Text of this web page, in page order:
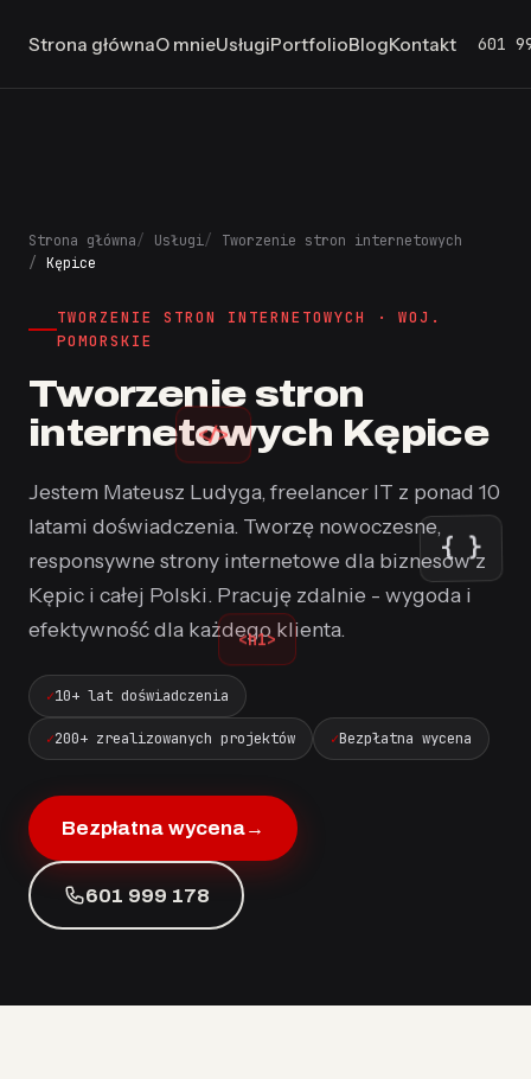
Strona głównaO mnieUsługiPortfolioBlogKontakt 601
</>
{ }
<h1>
Strona główna Usługi
Tworzenie stron internetowych
Kępice
TWORZENIE STRON INTERNETOWYCH · WOJ.
POMORSKIE
Tworzenie stron
internetowych Kępice
Jestem Mateusz Ludyga, freelancer IT z ponad 10
latami doświadczenia. Tworzę nowoczesne,
responsywne strony internetowe dla biznesów z
Kępic i całej Polski. Pracuję zdalnie - wygoda i
efektywność dla każdego klienta.
10+ lat doświadczenia
200+ zrealizowanych projektów Bezpłatna wycena
Bezpłatna wycena→
601 999 178